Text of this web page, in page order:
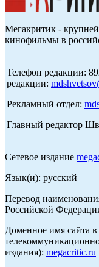
Мегакритик -
кинофильмы в
Телефон редакции:
редакции:
Рекламный отдел:
Главный редактор
Сетевое издание
Язык(и): русский
Перевод
Российской
Доменное имя сайта
издания): megacritic.ru